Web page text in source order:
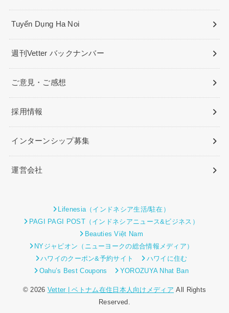
Tuyển Dụng Ha Noi
週刊Vetter バックナンバー
ご意見・ご感想
採用情報
インターンシップ募集
運営会社
Lifenesia（インドネシア生活/駐在）
PAGI PAGI POST（インドネシアニュース&ビジネス）
Beauties Việt Nam
NYジャピオン（ニューヨークの総合情報メディア）
ハワイのクーポン&予約サイト
ハワイに住む
Oahu’s Best Coupons
YOROZUYA Nhat Ban
© 2026 Vetter | ベトナム在住日本人向けメディア All Rights
Reserved.